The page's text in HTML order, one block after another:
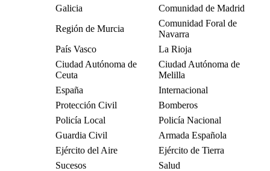
Galicia
Comunidad de Madrid
Región de Murcia
Comunidad Foral de
Navarra
País Vasco
La Rioja
Ciudad Autónoma de
Ceuta
Ciudad Autónoma de
Melilla
España
Internacional
Protección Civil
Bomberos
Policía Local
Policía Nacional
Guardia Civil
Armada Española
Ejército del Aire
Ejército de Tierra
Sucesos
Salud